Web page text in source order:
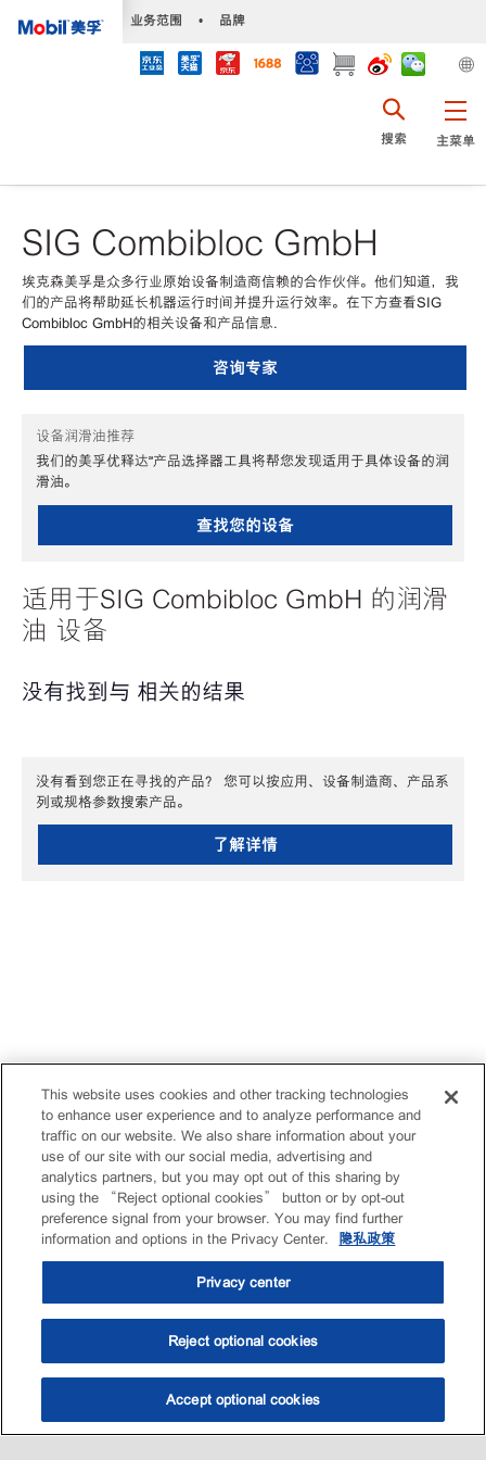
业务范围 • 品牌
主菜单
搜索
选油助手 查找门店
SIG Combibloc GmbH
埃克森美孚是众多行业原始设备制造商信赖的合作伙伴。他们知道，我
们的产品将帮助延长机器运行时间并提升运行效率。在下方查看SIG
Combibloc GmbH的相关设备和产品信息.
咨询专家
设备润滑油推荐
我们的美孚优释达℠产品选择器工具将帮您发现适用于具体设备的润
滑油。
查找您的设备
适用于SIG Combibloc GmbH 的润滑
油 设备
没有找到与 相关的结果
没有看到您正在寻找的产品？ 您可以按应用、设备制造商、产品系
列或规格参数搜索产品。
了解详情
This website uses cookies and other tracking technologies
to enhance user experience and to analyze performance and
traffic on our website. We also share information about your
use of our site with our social media, advertising and
analytics partners, but you may opt out of this sharing by
using the “Reject optional cookies” button or by opt-out
preference signal from your browser. You may find further
information and options in the Privacy Center.
隐私政策
Privacy center
Reject optional cookies
Accept optional cookies